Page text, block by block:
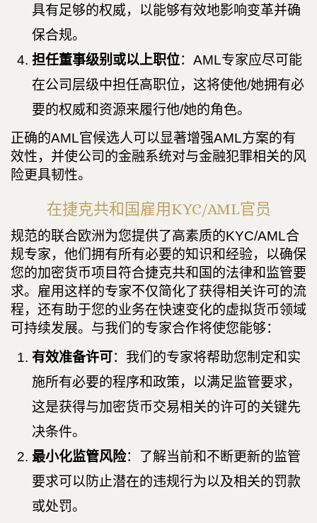
具有足够的权威，以能够有效地影响变革并确
保合规。
担任董事级别或以上职位：AML专家应尽可能
在公司层级中担任高职位，这将使他/她拥有必
要的权威和资源来履行他/她的角色。
正确的AML官候选人可以显著增强AML方案的有
效性，并使公司的金融系统对与金融犯罪相关的风
险更具韧性。
在捷克共和国雇用KYC/AML官员
规范的联合欧洲为您提供了高素质的KYC/AML合
规专家，他们拥有所有必要的知识和经验，以确保
您的加密货币项目符合捷克共和国的法律和监管要
求。雇用这样的专家不仅简化了获得相关许可的流
程，还有助于您的业务在快速变化的虚拟货币领域
可持续发展。与我们的专家合作将使您能够：
有效准备许可 ：我们的专家将帮助您制定和实
施所有必要的程序和政策，以满足监管要求，
这是获得与加密货币交易相关的许可的关键先
决条件。
最小化监管风险：了解当前和不断更新的监管
要求可以防止潜在的违规行为以及相关的罚款
或处罚。